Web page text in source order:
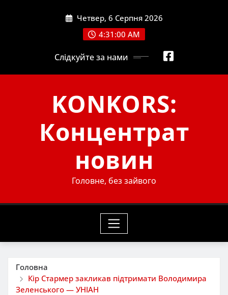
Четвер, 6 Серпня 2026
4:31:01 AM
Слідкуйте за нами
KONKORS:
Концентрат
новин
Головне, без зайвого
Головна
Кір Стармер закликав підтримати Володимира
Зеленського — УНІАН